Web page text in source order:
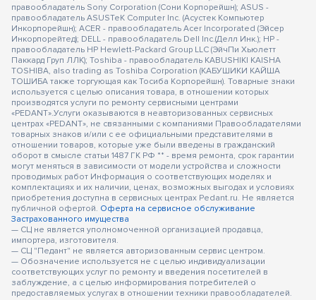
правообладатель Sony Corporation (Сони Корпорейшн); ASUS -
правообладатель ASUSTeK Computer Inc. (Асустек Компьютер
Инкорпорейшн); ACER - правообладатель Acer Incorporated (Эйсер
Инкорпорейтед); DELL - правообладатель Dell Inc.(Делл Инк.); HP -
правообладатель HP Hewlett-Packard Group LLC (ЭйчПи Хьюлетт
Паккард Груп ЛЛК); Toshiba - правообладатель KABUSHIKI KAISHA
TOSHIBA, also trading as Toshiba Corporation (КАБУШИКИ КАЙША
ТОШИБА также торгующая как Тосиба Корпорейшн). Товарные знаки
используется с целью описания товара, в отношении которых
производятся услуги по ремонту сервисными центрами
«PEDANT».Услуги оказываются в неавторизованных сервисных
центрах «PEDANT», не связанными с компаниями Правообладателями
товарных знаков и/или с ее официальными представителями в
отношении товаров, которые уже были введены в гражданский
оборот в смысле статьи 1487 ГК РФ ** - время ремонта, срок гарантии
могут меняться в зависимости от модели устройства и сложности
проводимых работ Информация о соответствующих моделях и
комплектациях и их наличии, ценах, возможных выгодах и условиях
приобретения доступна в сервисных центрах Pedant.ru. Не является
публичной офертой. Оферта на сервисное обслуживание
Застрахованного имущества
— СЦ не является уполномоченной организацией продавца,
импортера, изготовителя.
— СЦ "Педант" не является авторизованным сервис центром.
— Обозначение используется не с целью индивидуализации
соответствующих услуг по ремонту и введения посетителей в
заблуждение, а с целью информирования потребителей о
предоставляемых услугах в отношении техники правообладателей.